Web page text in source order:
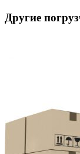
Другие